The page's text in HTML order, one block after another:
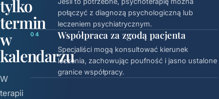
tylko
termin
w
kalendarzu
W
terapii
połączyć z diagnozą psychologiczną lub
leczeniem psychiatrycznym.
04 Współpraca za zgodą pacjenta
Specjaliści mogą konsultować kierunek
leczenia, zachowując poufność i jasno ustalone
granice współpracy.